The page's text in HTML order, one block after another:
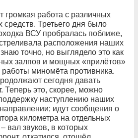
громкая работа с различных
средств. Третьего дня было
ВСУ пробралась поближе,
расположения наших
точно, но выглядело это как
залпов и мощных «прилётов»
миномёта противника.
сегодня давать
Теперь это, скорее, можно
наступлению наших
идут сообщения о
километра на отдельных
вал звуков, в которых